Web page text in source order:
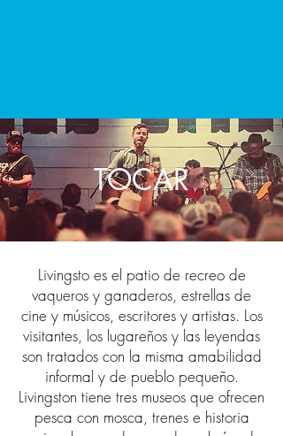
TOCAR
Livingsto es el patio de recreo de
vaqueros y ganaderos, estrellas de
cine y músicos, escritores y artistas. Los
visitantes, los lugareños y las leyendas
son tratados con la misma amabilidad
informal y de pueblo pequeño.
Livingston tiene tres museos que ofrecen
pesca con mosca, trenes e historia